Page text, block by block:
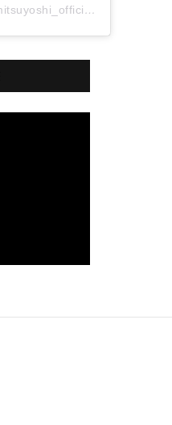
三善｜公式・有楽町店(@mitsuyoshi_official)がシェアした投稿